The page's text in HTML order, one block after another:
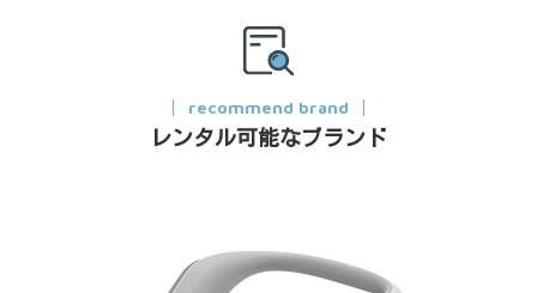
recommend brand
レンタル可能なブランド